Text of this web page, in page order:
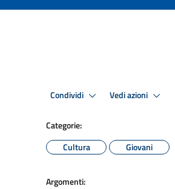
Condividi Vedi azioni
Categorie:
Cultura
Giovani
Argomenti: